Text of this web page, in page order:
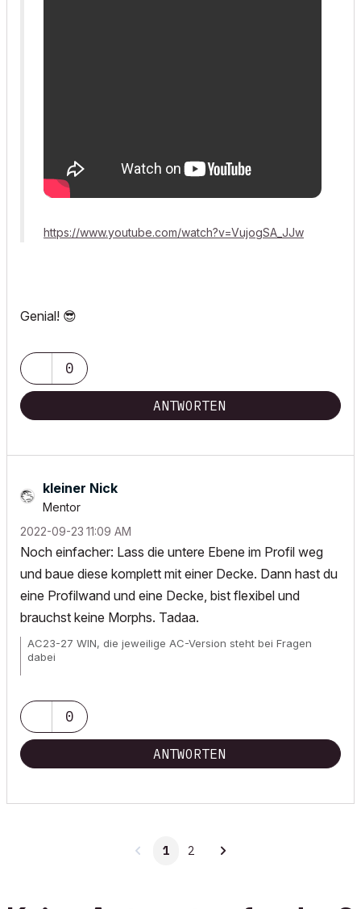
https://www.youtube.com/watch?v=VujogSA_JJw
Genial! 😎
0
ANTWORTEN
kleiner Nick
Mentor
‎2022-09-23 11:09 AM
Noch einfacher: Lass die untere Ebene im Profil weg
und baue diese komplett mit einer Decke. Dann hast du
eine Profilwand und eine Decke, bist flexibel und
brauchst keine Morphs. Tadaa.
AC23-27 WIN, die jeweilige AC-Version steht bei Fragen
dabei
0
ANTWORTEN
1 2